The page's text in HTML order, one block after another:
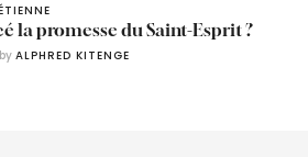
la promesse du Saint-Esprit ?
by ALPHRED KITENGE